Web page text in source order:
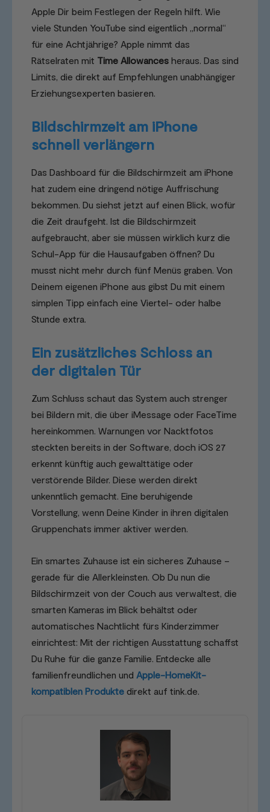
Apple Dir beim Festlegen der Regeln hilft. Wie
viele Stunden YouTube sind eigentlich „normal“
für eine Achtjährige? Apple nimmt das
Rätselraten mit Time Allowances heraus. Das sind
Limits, die direkt auf Empfehlungen unabhängiger
Erziehungsexperten basieren.
Bildschirmzeit am iPhone
schnell verlängern
Das Dashboard für die Bildschirmzeit am iPhone
hat zudem eine dringend nötige Auffrischung
bekommen. Du siehst jetzt auf einen Blick, wofür
die Zeit draufgeht. Ist die Bildschirmzeit
aufgebraucht, aber sie müssen wirklich kurz die
Schul-App für die Hausaufgaben öffnen? Du
musst nicht mehr durch fünf Menüs graben. Von
Deinem eigenen iPhone aus gibst Du mit einem
simplen Tipp einfach eine Viertel- oder halbe
Stunde extra.
Ein zusätzliches Schloss an
der digitalen Tür
Zum Schluss schaut das System auch strenger
bei Bildern mit, die über iMessage oder FaceTime
hereinkommen. Warnungen vor Nacktfotos
steckten bereits in der Software, doch iOS 27
erkennt künftig auch gewalttätige oder
verstörende Bilder. Diese werden direkt
unkenntlich gemacht. Eine beruhigende
Vorstellung, wenn Deine Kinder in ihren digitalen
Gruppenchats immer aktiver werden.
Ein smartes Zuhause ist ein sicheres Zuhause –
gerade für die Allerkleinsten. Ob Du nun die
Bildschirmzeit von der Couch aus verwaltest, die
smarten Kameras im Blick behältst oder
automatisches Nachtlicht fürs Kinderzimmer
einrichtest: Mit der richtigen Ausstattung schaffst
Du Ruhe für die ganze Familie. Entdecke alle
familienfreundlichen und Apple-HomeKit-
kompatiblen Produkte direkt auf tink.de.